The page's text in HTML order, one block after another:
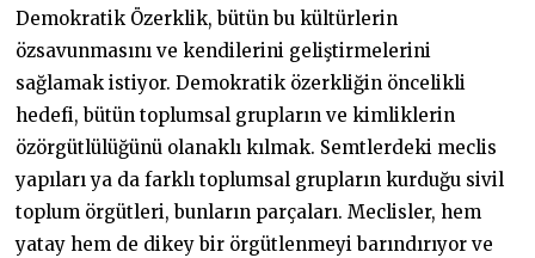
Demokratik Özerklik, bütün bu kültürlerin
özsavunmasını ve kendilerini geliştirmelerini
sağlamak istiyor. Demokratik özerkliğin öncelikli
hedefi, bütün toplumsal grupların ve kimliklerin
özörgütlülüğünü olanaklı kılmak. Semtlerdeki meclis
yapıları ya da farklı toplumsal grupların kurduğu sivil
toplum örgütleri, bunların parçaları. Meclisler, hem
yatay hem de dikey bir örgütlenmeyi barındırıyor ve